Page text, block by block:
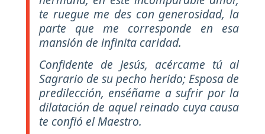
te ruegue me des con generosidad, la
parte que me corresponde en esa
mansión de infinita caridad.
Confidente de Jesús, acércame tú al
Sagrario de su pecho herido; Esposa de
predilección, enséñame a sufrir por la
dilatación de aquel reinado cuya causa
te confió el Maestro.